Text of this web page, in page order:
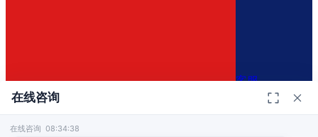
400-110-0821
客服
在线咨询
在线咨询 08:34:38